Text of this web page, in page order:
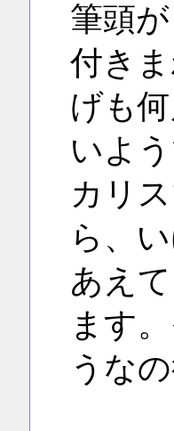
筆頭
付き
げも
いよう
カリ
ら、
あえ
ます
うな